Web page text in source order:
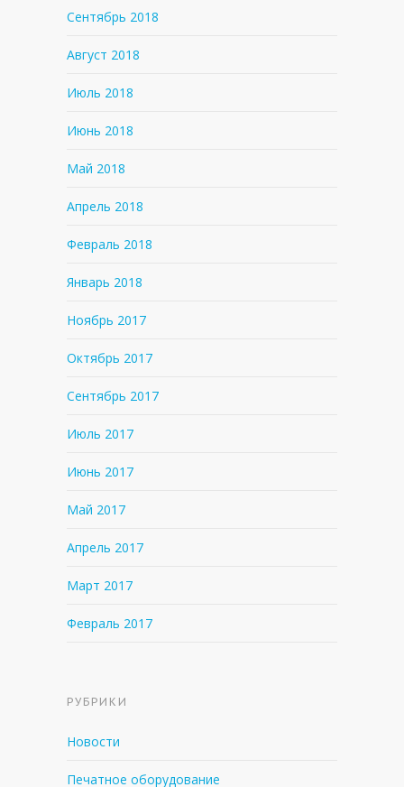
Сентябрь 2018
Август 2018
Июль 2018
Июнь 2018
Май 2018
Апрель 2018
Февраль 2018
Январь 2018
Ноябрь 2017
Октябрь 2017
Сентябрь 2017
Июль 2017
Июнь 2017
Май 2017
Апрель 2017
Март 2017
Февраль 2017
РУБРИКИ
Новости
Печатное оборудование